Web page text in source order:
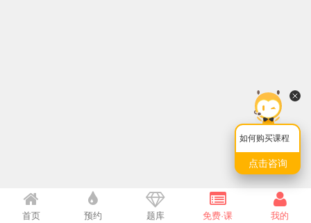
如何购买课程
点击咨询
首页 预约 题库 免费·课 我的